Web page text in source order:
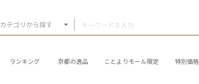
カテゴリから探す
ランキング 京都の逸品 ことよりモール限定 特別価格